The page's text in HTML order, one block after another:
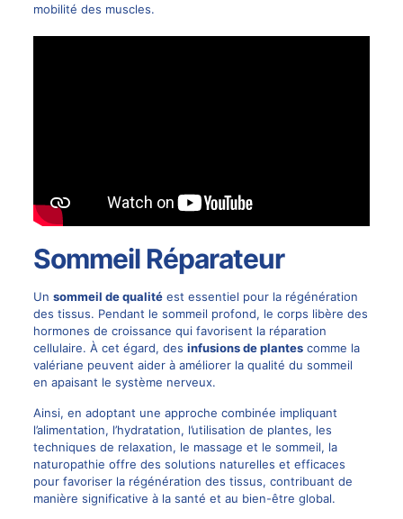
mobilité des muscles.
Sommeil Réparateur
Un sommeil de qualitéest essentiel pour la régénération
des tissus. Pendant le sommeil profond, le corps libère des
hormones de croissance qui favorisent la réparation
cellulaire. À cet égard, des infusions de plantescomme la
valériane peuvent aider à améliorer la qualité du sommeil
en apaisant le système nerveux.
Ainsi, en adoptant une approche combinée impliquant
l’alimentation, l’hydratation, l’utilisation de plantes, les
techniques de relaxation, le massage et le sommeil, la
naturopathie offre des solutions naturelles et efficaces
pour favoriser la régénération des tissus, contribuant de
manière significative à la santé et au bien-être global.